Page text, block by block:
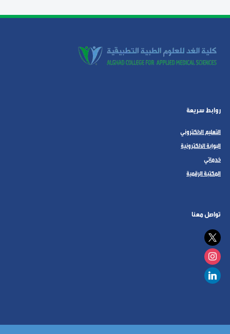
روابط سريعة
التعليم الالكتروني
البوابة الالكترونية
خدماتي
المكتبة الرقمية
تواصل معنا